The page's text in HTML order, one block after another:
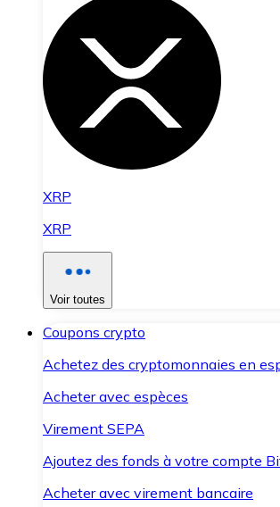
XRP
XRP
Voir toutes
Coupons crypto
Achetez des cryptomonnaies en
Acheter avec espèces
Virement SEPA
Ajoutez des fonds à votre compte
Acheter avec virement bancaire